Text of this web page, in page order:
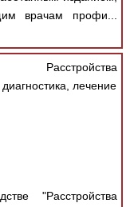
врачам профи...
лечение
"Расстройства